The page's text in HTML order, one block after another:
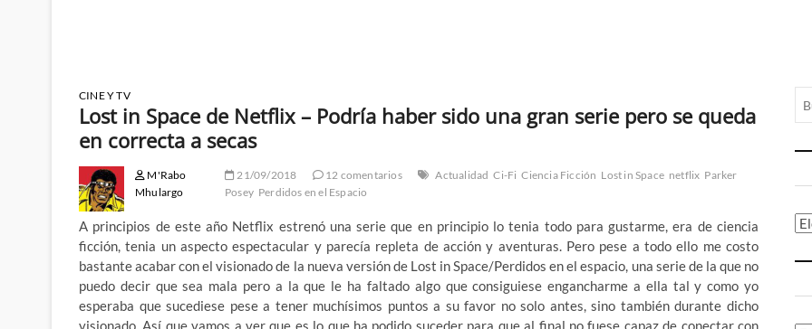
CINE Y TV
Lost in Space de Netflix – Podría haber sido una gran serie pero se queda
en correcta a secas
M'Rabo
Mhulargo
21/09/2018 12 comentarios Actualidad Ci-Fi Ciencia Ficción Lost in Space netflix Parker
Posey Perdidos en el Espacio
A principios de este año Netflix estrenó una serie que en principio lo tenia todo para gustarme, era de ciencia
ficción, tenia un aspecto espectacular y parecía repleta de acción y aventuras. Pero pese a todo ello me costo
bastante acabar con el visionado de la nueva versión de Lost in Space/Perdidos en el espacio, una serie de la que no
puedo decir que sea mala pero a la que le ha faltado algo que consiguiese engancharme a ella tal y como yo
esperaba que sucediese pese a tener muchísimos puntos a su favor no solo antes, sino también durante dicho